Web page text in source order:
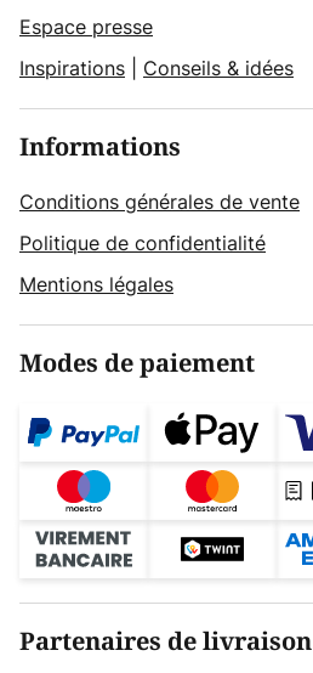
Espace presse
Inspirations
Conseils & idées
Informations
Conditions générales de vente
Politique de confidentialité
Mentions légales
Modes de paiement
Partenaires de livraison